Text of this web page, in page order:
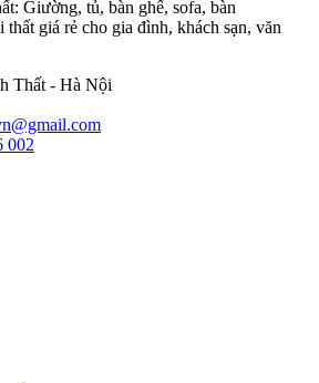
Giường, tủ, bàn ghế, sofa, bàn
thất giá rẻ cho gia đình, khách sạn, văn
Thất - Hà Nội
002